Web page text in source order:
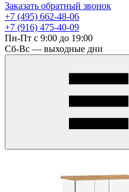
Заказать обратный звонок
+7 (495) 662-48-06
+7 (916) 475-40-09
Пн-Пт с 9:00 до 19:00
Сб-Вс — выходные дни